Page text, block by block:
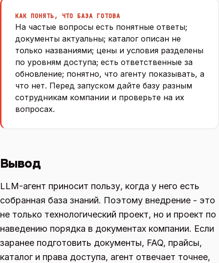
КАК ПОНЯТЬ, ЧТО БАЗА ГОТОВА
На частые вопросы есть понятные ответы;
документы актуальны; каталог описан не
только названиями; цены и условия разделены
по уровням доступа; есть ответственные за
обновление; понятно, что агенту показывать, а
что нет. Перед запуском дайте базу разным
сотрудникам компании и проверьте на их
вопросах.
Вывод
LLM-агент приносит пользу, когда у него есть
собранная база знаний. Поэтому внедрение - это
не только технологический проект, но и проект по
наведению порядка в документах компании. Если
заранее подготовить документы, FAQ, прайсы,
каталог и права доступа, агент отвечает точнее,